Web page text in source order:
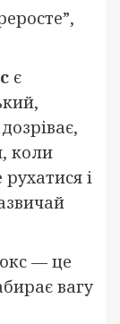
є
коли
і
— це
вагу